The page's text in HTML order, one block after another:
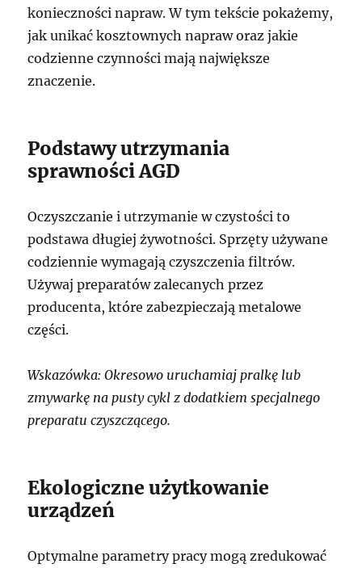
konieczności napraw. W tym tekście pokażemy,
jak unikać kosztownych napraw oraz jakie
codzienne czynności mają największe
znaczenie.
Podstawy utrzymania
sprawności AGD
Oczyszczanie i utrzymanie w czystości to
podstawa długiej żywotności. Sprzęty używane
codziennie wymagają czyszczenia filtrów.
Używaj preparatów zalecanych przez
producenta, które zabezpieczają metalowe
części.
Wskazówka: Okresowo uruchamiaj pralkę lub
zmywarkę na pusty cykl z dodatkiem specjalnego
preparatu czyszczącego.
Ekologiczne użytkowanie
urządzeń
Optymalne parametry pracy mogą zredukować